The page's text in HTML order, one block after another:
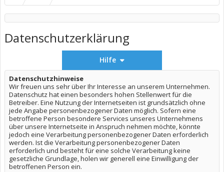
Datenschutzerklärung
Hilfe
Datenschutzhinweise
Wir freuen uns sehr über Ihr Interesse an unserem Unternehmen.
Datenschutz hat einen besonders hohen Stellenwert für die
Betreiber. Eine Nutzung der Internetseiten ist grundsätzlich ohne
jede Angabe personenbezogener Daten möglich. Sofern eine
betroffene Person besondere Services unseres Unternehmens
über unsere Internetseite in Anspruch nehmen möchte, könnte
jedoch eine Verarbeitung personenbezogener Daten erforderlich
werden. Ist die Verarbeitung personenbezogener Daten
erforderlich und besteht für eine solche Verarbeitung keine
gesetzliche Grundlage, holen wir generell eine Einwilligung der
betroffenen Person ein.